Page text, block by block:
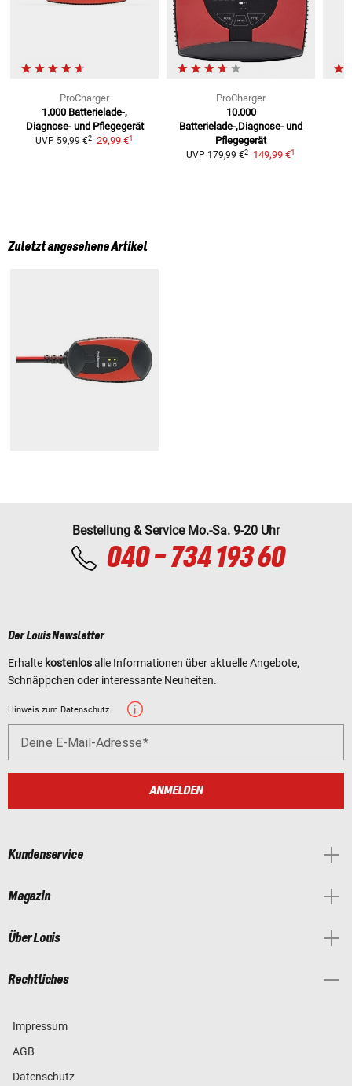
ProCharger
1.000 Batterielade-,
Diagnose- und Pflegegerät
UVP 59,99 €2 29,99 €1
ProCharger
10.000
Batterielade-,Diagnose- und
Pflegegerät
UVP 179,99 €2 149,99 €1
Zuletzt angesehene Artikel
Bestellung & Service Mo.-Sa. 9-20 Uhr
040 - 734 193 60
Der Louis Newsletter
Erhalte kostenlosalle Informationen über aktuelle Angebote,
Schnäppchen oder interessante Neuheiten.
Hinweis zum Datenschutz
Deine E-Mail-Adresse
ANMELDEN
Kundenservice
Magazin
Über Louis
Rechtliches
Impressum
AGB
Datenschutz